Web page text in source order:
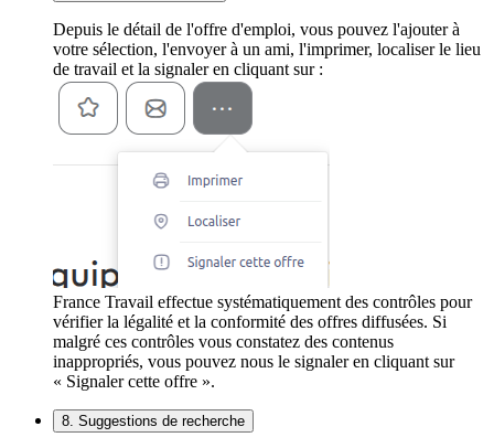
Depuis le détail de l'offre d'emploi, vous pouvez l'ajouter à
votre sélection, l'envoyer à un ami, l'imprimer, localiser le lieu
de travail et la signaler en cliquant sur :
France Travail effectue systématiquement des contrôles pour
vérifier la légalité et la conformité des offres diffusées. Si
malgré ces contrôles vous constatez des contenus
inappropriés, vous pouvez nous le signaler en cliquant sur
« Signaler cette offre ».
8. Suggestions de recherche